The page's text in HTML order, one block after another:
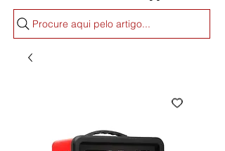
Procure aqui pelo artigo...